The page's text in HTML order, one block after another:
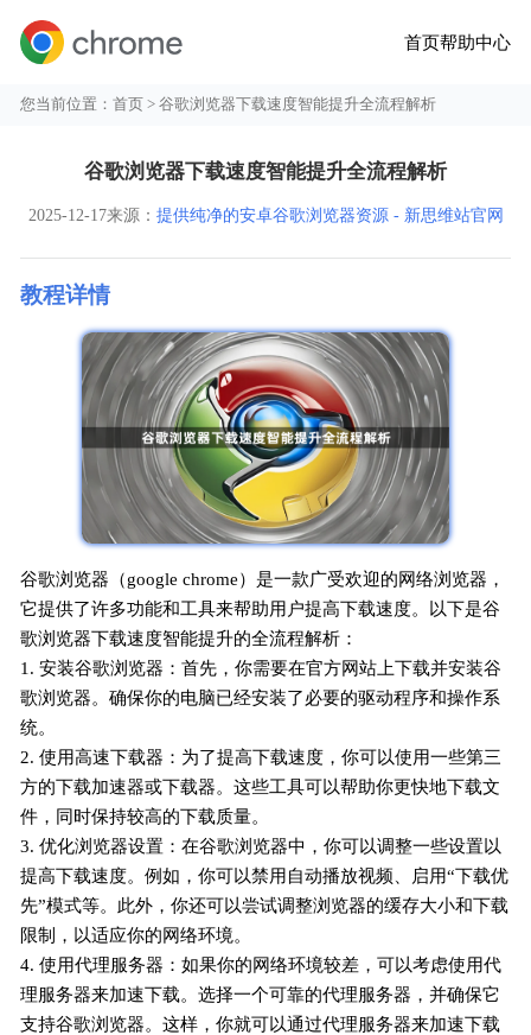
首页帮助中心
您当前位置：首页 > 谷歌浏览器下载速度智能提升全流程解析
谷歌浏览器下载速度智能提升全流程解析
2025-12-17来源： 提供纯净的安卓谷歌浏览器资源 - 新思维站官网
教程详情
谷歌浏览器（google chrome）是一款广受欢迎的网络浏览器，
它提供了许多功能和工具来帮助用户提高下载速度。以下是谷
歌浏览器下载速度智能提升的全流程解析：
1. 安装谷歌浏览器：首先，你需要在官方网站上下载并安装谷
歌浏览器。确保你的电脑已经安装了必要的驱动程序和操作系
统。
2. 使用高速下载器：为了提高下载速度，你可以使用一些第三
方的下载加速器或下载器。这些工具可以帮助你更快地下载文
件，同时保持较高的下载质量。
3. 优化浏览器设置：在谷歌浏览器中，你可以调整一些设置以
提高下载速度。例如，你可以禁用自动播放视频、启用“下载优
先”模式等。此外，你还可以尝试调整浏览器的缓存大小和下载
限制，以适应你的网络环境。
4. 使用代理服务器：如果你的网络环境较差，可以考虑使用代
理服务器来加速下载。选择一个可靠的代理服务器，并确保它
支持谷歌浏览器。这样，你就可以通过代理服务器来加速下载